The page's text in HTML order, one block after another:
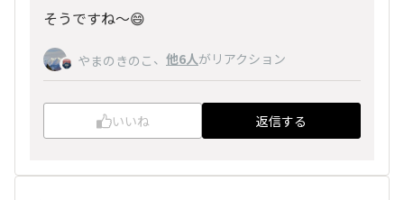
そうですね〜😄
やまのきのこ 、 他6人がリアクション
いいね 返信する